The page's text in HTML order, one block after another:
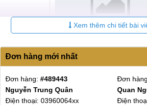
Tình trạng
Xem thêm chi tiết bài
Đơn hàng mới nhất
Đơn hàng: #489443
Nguyễn Trung Quân
Điện thoại: 03960064xx
Đơn
Quan
Điện